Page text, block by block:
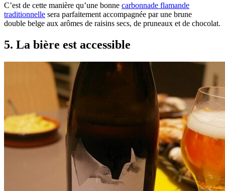
C’est de cette manière qu’une bonne carbonnade flamande
traditionnelle sera parfaitement accompagnée par une brune
double belge aux arômes de raisins secs, de pruneaux et de chocolat.
5. La bière est accessible